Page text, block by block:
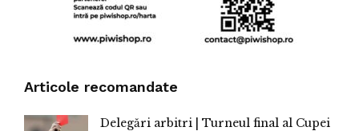
Articole recomandate
Delegări arbitri | Turneul final al Cupei